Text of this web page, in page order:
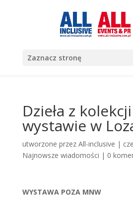
Zaznacz stronę
Dzieła z
wystawie w
utworzone przez All-inclusive |
Najnowsze wiadomości | 0
WYSTAWA POZA MNW